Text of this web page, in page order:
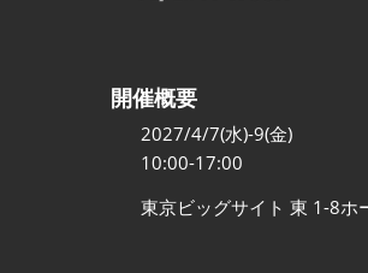
開催概要
2027/4/7(水)-9(金)
10:00-17:00
東京ビッグサイト 東 1-8ホ